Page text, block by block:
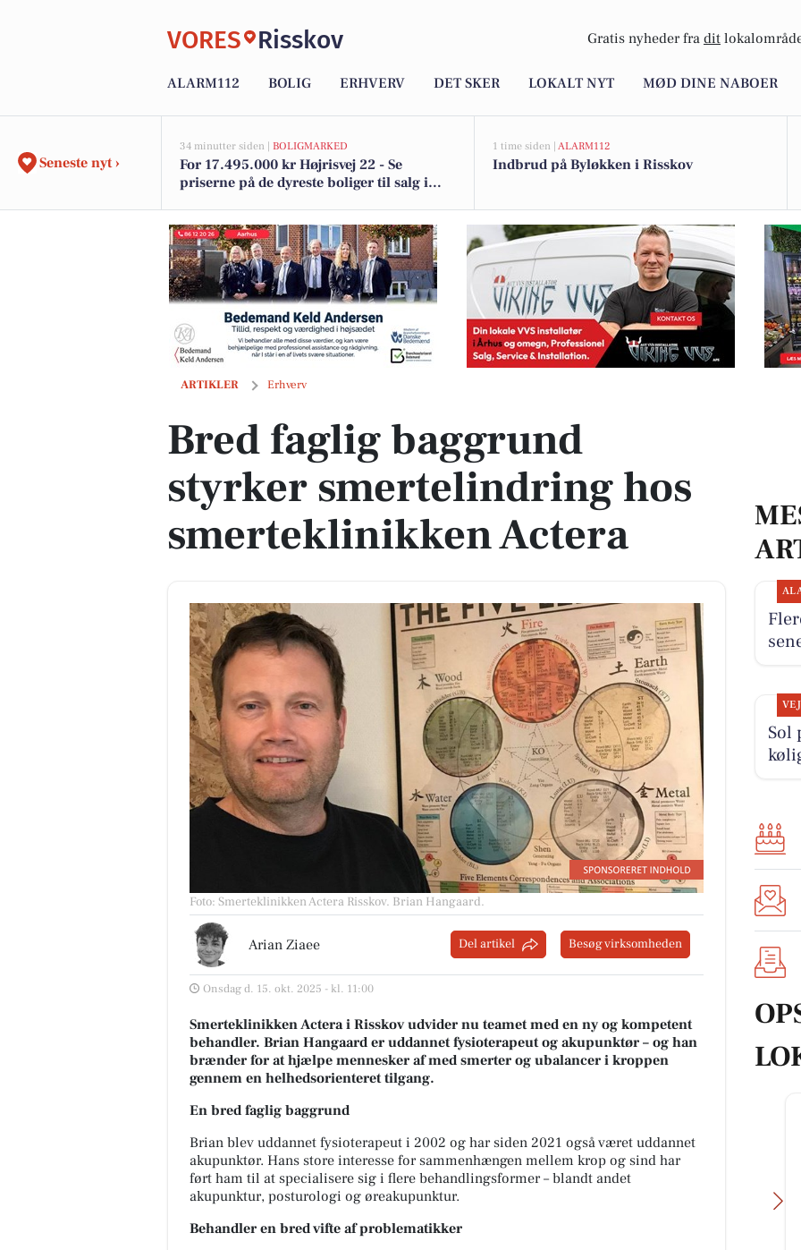
VORES Risskov Gratis nyheder fra dit
ALARM112 BOLIG ERHVERV DET SKER LOKALT NYT MØD DINE NABOER
Seneste nyt ›
34 minutter siden | BOLIGMARKED
For 17.495.000 kr Højrisvej 22 - Se
priserne på de dyreste boliger til salg i
1 time siden | ALARM112
Indbrud på Byløkken i Risskov
ARTIKLER Erhverv
Bred faglig baggrund styrker smertelindring hos smerteklinikken Actera
Bred faglig baggrund
styrker smertelindring hos
smerteklinikken Actera
Foto: Smerteklinikken Actera Risskov. Brian Hangaard.
Arian Ziaee Del artikel Besøg virksomheden
Onsdag d. 15. okt. 2025 - kl. 11:00
Smerteklinikken Actera i Risskov udvider nu teamet med en ny og kompetent
behandler. Brian Hangaard er uddannet fysioterapeut og akupunktør – og han
brænder for at hjælpe mennesker af med smerter og ubalancer i kroppen
gennem en helhedsorienteret tilgang.
En bred faglig baggrund
Brian blev uddannet fysioterapeut i 2002 og har siden 2021 også været uddannet
akupunktør. Hans store interesse for sammenhængen mellem krop og sind har
ført ham til at specialisere sig i flere behandlingsformer – blandt andet
akupunktur, posturologi og øreakupunktur.
Behandler en bred vifte af problematikker
Sol